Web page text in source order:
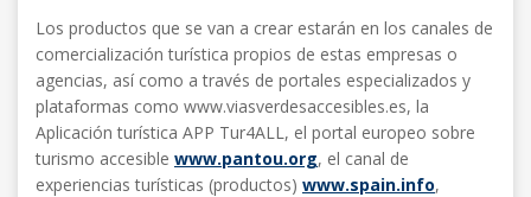
Los productos que se van a crear estarán en los canales de
comercialización turística propios de estas empresas o
agencias, así como a través de portales especializados y
plataformas como www.viasverdesaccesibles.es, la
Aplicación turística APP Tur4ALL, el portal europeo sobre
turismo accesible www.pantou.org, el canal de
experiencias turísticas (productos) www.spain.info,